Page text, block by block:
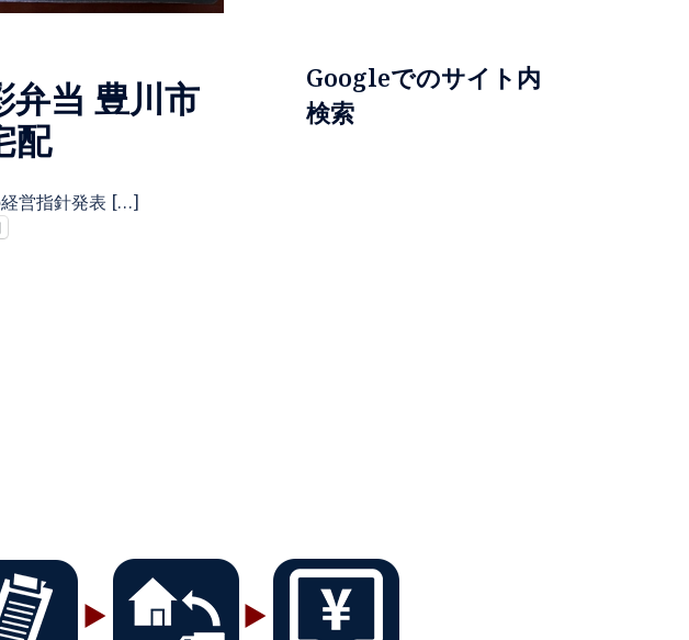
弁当 豊川市
配
営指針発表 […]
Googleでのサイト内
検索